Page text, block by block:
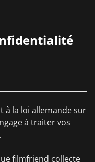
à la loi allemande sur
à traiter vos
filmfriend collecte